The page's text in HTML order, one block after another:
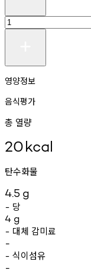
영양정보
음식평가
총 열량
20kcal
탄수화물
4.5 g
- 당
4 g
- 대체 감미료
-
- 식이섬유
-